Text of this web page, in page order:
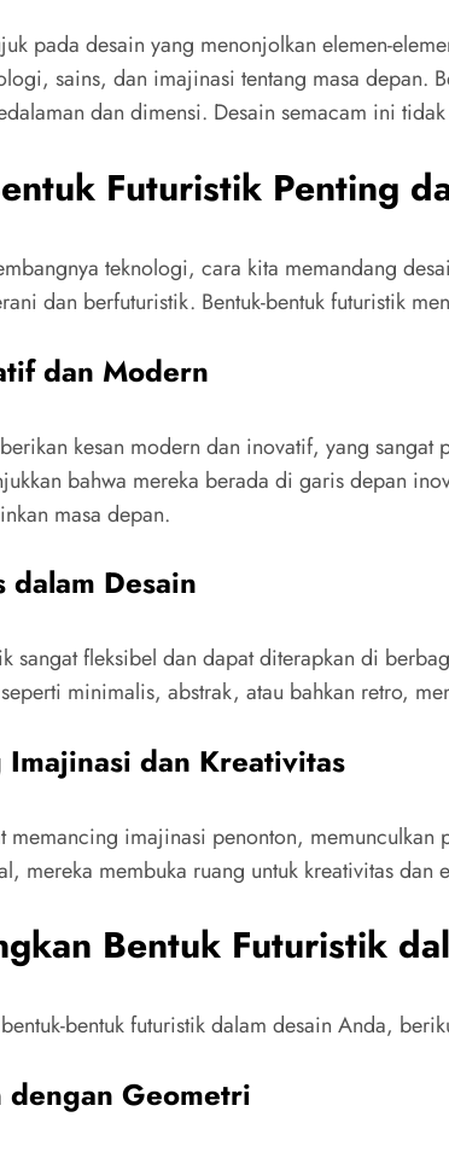
pada desain yang menonjolkan elemen-
sains, dan imajinasi tentang masa depan.
dan dimensi. Desain semacam ini
Futuristik Penting
teknologi, cara kita memandang
dan berfuturistik. Bentuk-bentuk futuristik
dan Modern
kesan modern dan inovatif, yang
bahwa mereka berada di garis depan
masa depan.
dalam Desain
sangat fleksibel dan dapat diterapkan di
minimalis, abstrak, atau bahkan retro,
Imajinasi dan Kreativitas
memancing imajinasi penonton,
mereka membuka ruang untuk kreativitas
Bentuk Futuristik
bentuk futuristik dalam desain Anda,
dengan Geometri